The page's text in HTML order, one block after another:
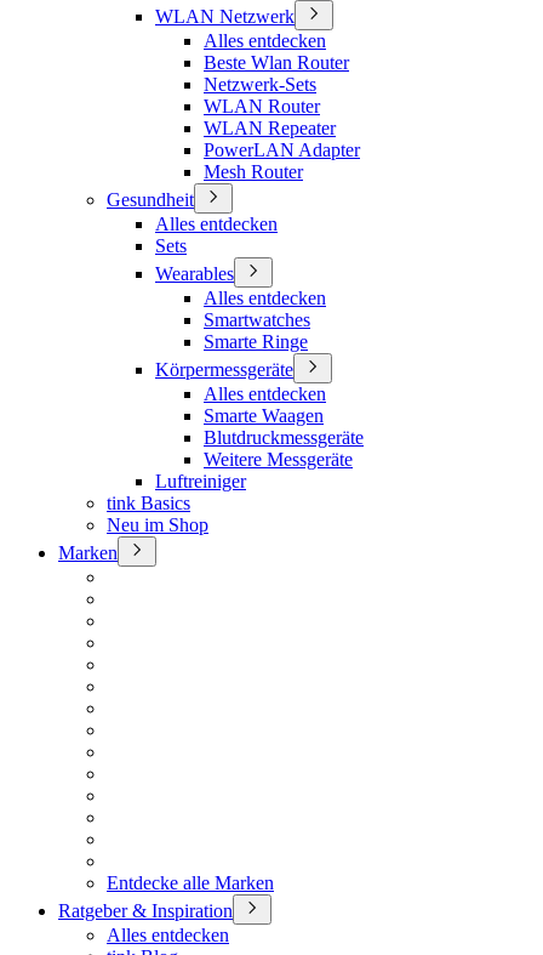
WLAN Netzwerk
Alles entdecken
Beste Wlan Router
Netzwerk-Sets
WLAN Router
WLAN Repeater
PowerLAN Adapter
Mesh Router
Gesundheit
Alles entdecken
Sets
Wearables
Alles entdecken
Smartwatches
Smarte Ringe
Körpermessgeräte
Alles entdecken
Smarte Waagen
Blutdruckmessgeräte
Weitere Messgeräte
Luftreiniger
tink Basics
Neu im Shop
Marken
Entdecke alle Marken
Ratgeber & Inspiration
Alles entdecken